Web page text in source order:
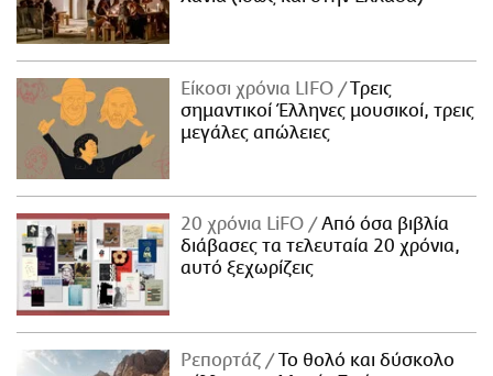
Είκοσι χρόνια LIFO
Tρεις
σημαντικοί Έλληνες μουσικοί, τρεις
μεγάλες απώλειες
20 χρόνια LiFO
Από όσα βιβλία
διάβασες τα τελευταία 20 χρόνια,
αυτό ξεχωρίζεις
Ρεπορτάζ
Το θολό και δύσκολο